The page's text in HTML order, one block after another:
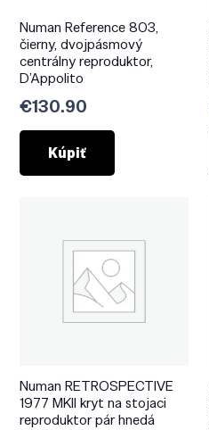
Numan Reference 803,
čierny, dvojpásmový
centrálny reproduktor,
D’Appolito
€130.90
Kúpiť
Numan RETROSPECTIVE
1977 MKII kryt na stojaci
reproduktor pár hnedá